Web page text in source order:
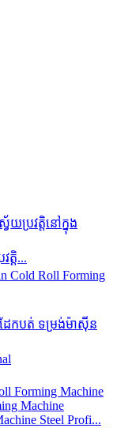
តិ...
Steel Profi...